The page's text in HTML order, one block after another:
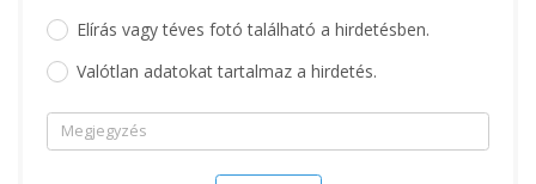
Elírás vagy téves fotó található a hirdetésben.
Valótlan adatokat tartalmaz a hirdetés.